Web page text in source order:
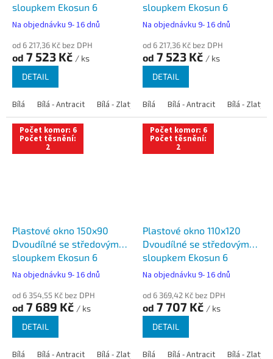
sloupkem Ekosun 6
Na objednávku 9- 16 dnů
od 6 217,36 Kč bez DPH
od 7 523 Kč / ks
DETAIL
Bílá Bílá - Antracit Bílá - Zlatý dub Bílá - Tmavý dub Bílá -
sloupkem Ekosun 6
Na objednávku 9- 16 dnů
od 6 217,36 Kč bez DPH
od 7 523 Kč / ks
DETAIL
Bílá Bílá - Antracit Bílá - Zlatý
Počet komor: 6
Počet těsnění:
2
Plastové okno 150x90
Dvoudílné se středovým
sloupkem Ekosun 6
Na objednávku 9- 16 dnů
od 6 354,55 Kč bez DPH
od 7 689 Kč / ks
DETAIL
Bílá Bílá - Antracit Bílá - Zlatý dub Bílá - Tmavý dub Bílá -
Počet komor: 6
Počet těsnění:
2
Plastové okno 110x120
Dvoudílné se středovým
sloupkem Ekosun 6
Na objednávku 9- 16 dnů
od 6 369,42 Kč bez DPH
od 7 707 Kč / ks
DETAIL
Bílá Bílá - Antracit Bílá - Zlatý